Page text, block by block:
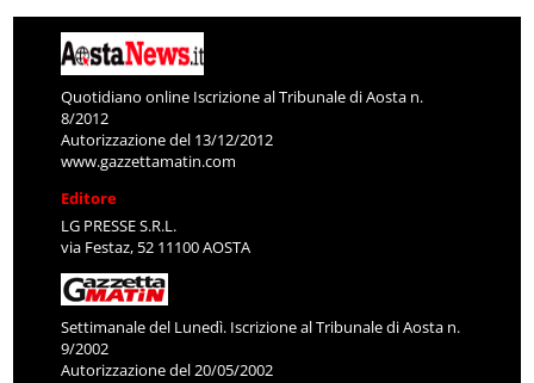
Quotidiano online Iscrizione al Tribunale di Aosta n.
8/2012
Autorizzazione del 13/12/2012
www.gazzettamatin.com
Editore
LG PRESSE S.R.L.
via Festaz, 52 11100 AOSTA
Settimanale del Lunedì. Iscrizione al Tribunale di Aosta n.
9/2002
Autorizzazione del 20/05/2002